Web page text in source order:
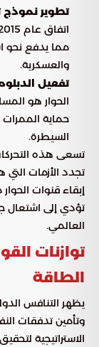
تطوير
مما يدفع نحو
والعسكرية.
تفعيل
الحوار هو
حماية
السيطرة.
تسعى هذه
تجدد الأزمات
إبقاء قنوات
تؤدي إلى اشتعال
العالمي.
توازنات
الطاقة
يظهر التنافس
وتأمين تدفقات
الاستراتيجية